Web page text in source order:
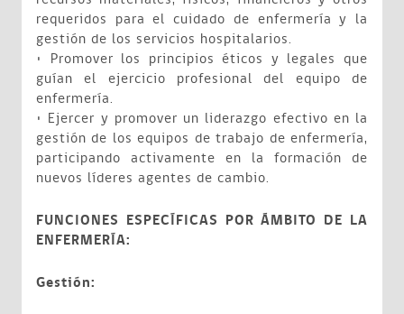
requeridos para el cuidado de enfermería y la
gestión de los servicios hospitalarios.
• Promover los principios éticos y legales que
guían el ejercicio profesional del equipo de
enfermería.
• Ejercer y promover un liderazgo efectivo en la
gestión de los equipos de trabajo de enfermería,
participando activamente en la formación de
nuevos líderes agentes de cambio.
FUNCIONES ESPECÍFICAS POR ÁMBITO DE LA
ENFERMERÍA:
Gestión: